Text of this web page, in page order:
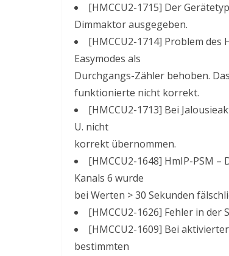
[HMCCU2-1715] Der
Dimmaktor ausgegeben.
[HMCCU2-1714] Problem des
Easymodes als
Durchgangs-Zähler behoben.
funktionierte nicht korrekt.
[HMCCU2-1713] Bei
U. nicht
korrekt übernommen.
[HMCCU2-1648] HmIP-PSM
Kanals 6 wurde
bei Werten > 30 Sekunden
[HMCCU2-1626] Fehler in
[HMCCU2-1609] Bei
bestimmten